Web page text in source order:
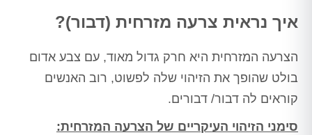
איך נראית צרעה מזרחית (דבור)?
הצרעה המזרחית היא חרק גדול מאוד, עם צבע אדום
בולט שהופך את הזיהוי שלה לפשוט, רוב האנשים
קוראים לה דבור/ דבורים.
סימני הזיהוי העיקריים של הצרעה המזרחית: